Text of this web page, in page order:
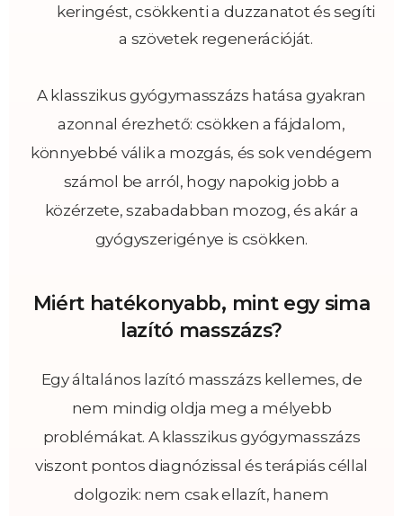
keringést, csökkenti a duzzanatot és segíti
a szövetek regenerációját.
A klasszikus gyógymasszázs hatása gyakran
azonnal érezhető: csökken a fájdalom,
könnyebbé válik a mozgás, és sok vendégem
számol be arról, hogy napokig jobb a
közérzete, szabadabban mozog, és akár a
gyógyszerigénye is csökken.
Miért hatékonyabb, mint egy sima
lazító masszázs?
Egy általános lazító masszázs kellemes, de
nem mindig oldja meg a mélyebb
problémákat. A klasszikus gyógymasszázs
viszont pontos diagnózissal és terápiás céllal
dolgozik: nem csak ellazít, hanem